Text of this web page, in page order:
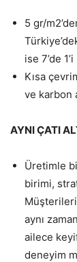
5 gr/
ise 7’de 1’i
Kısa
ve karbon
AYNI ÇATI
Üretimle
birimi,
aynı
ailece
deneyim